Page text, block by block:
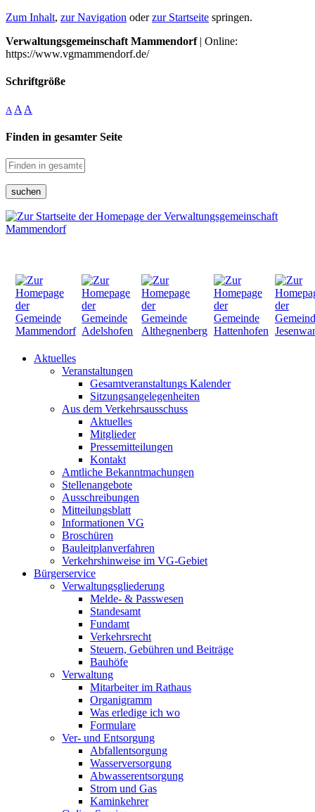
Zum Inhalt, zur Navigation oderzur Startseite springen.
Verwaltungsgemeinschaft Mammendorf| Online:
https://www.vgmammendorf.de/
Schriftgröße
A A A
Finden in gesamter Seite
suchen
Aktuelles
Veranstaltungen
Gesamtveranstaltungs Kalender
Sitzungsangelegenheiten
Aus dem Verkehrsausschuss
Aktuelles
Mitglieder
Pressemitteilungen
Kontakt
Amtliche Bekanntmachungen
Stellenangebote
Ausschreibungen
Mitteilungsblatt
Informationen VG
Broschüren
Bauleitplanverfahren
Verkehrshinweise im VG-Gebiet
Bürgerservice
Verwaltungsgliederung
Melde- & Passwesen
Standesamt
Fundamt
Verkehrsrecht
Steuern, Gebühren und Beiträge
Bauhöfe
Verwaltung
Mitarbeiter im Rathaus
Organigramm
Was erledige ich wo
Formulare
Ver- und Entsorgung
Abfallentsorgung
Wasserversorgung
Abwasserentsorgung
Strom und Gas
Kaminkehrer